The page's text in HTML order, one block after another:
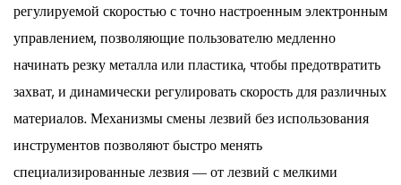
регулируемой скоростью с точно настроенным электронным
управлением, позволяющие пользователю медленно
начинать резку металла или пластика, чтобы предотвратить
захват, и динамически регулировать скорость для различных
материалов. Механизмы смены лезвий без использования
инструментов позволяют быстро менять
специализированные лезвия — от лезвий с мелкими